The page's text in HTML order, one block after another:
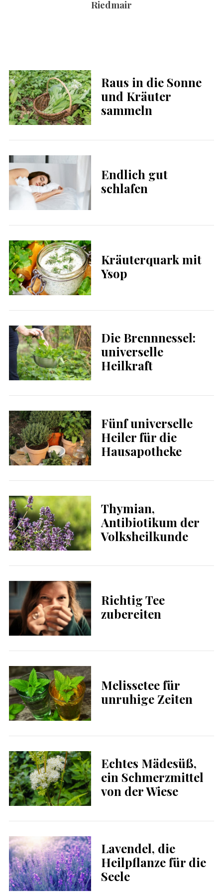
Riedmair
Raus in die Sonne
und Kräuter
sammeln
Endlich gut
schlafen
Kräuterquark mit
Ysop
Die Brennnessel:
universelle
Heilkraft
Fünf universelle
Heiler für die
Hausapotheke
Thymian,
Antibiotikum der
Volksheilkunde
Richtig Tee
zubereiten
Melissetee für
unruhige Zeiten
Echtes Mädesüß,
ein Schmerzmittel
von der Wiese
Lavendel, die
Heilpflanze für die
Seele